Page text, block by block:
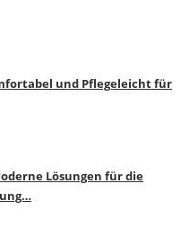
und Pflegeleicht für
Lösungen für die